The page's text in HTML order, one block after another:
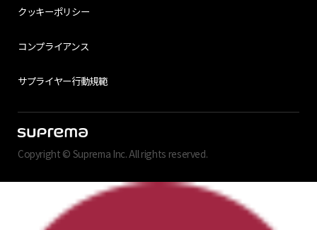
クッキーポリシー
コンプライアンス
サプライヤー行動規範
Copyright © Suprema Inc. All rights reserved.